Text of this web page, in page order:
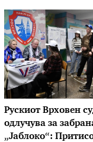
Рускиот Врховен
одлучува за
„Јаблоко“: